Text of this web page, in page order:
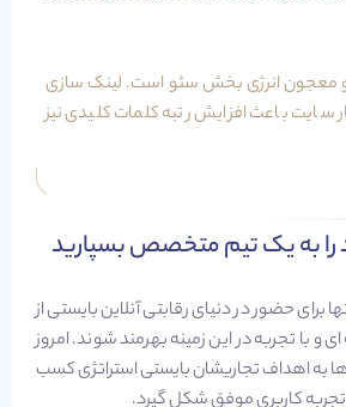
و معجون انرژی بخش سئو است. لینک سازی
سایت باعث افزایش رتبه کلمات کلیدی نیز
به یک تیم متخصص بسپارید
برای حضور در دنیای رقابتی آنلاین بایستی از
و با تجربه در این زمینه بهرمند شوند. امروز
به اهداف تجاریشان بایستی استراتژی کسب
تجربه کاربری موفق شکل گیرد.